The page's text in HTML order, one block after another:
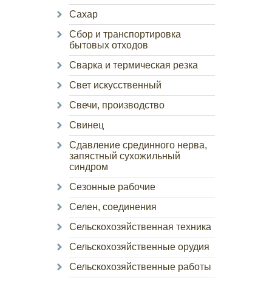
Сахар
Сбор и транспортировка
бытовых отходов
Сварка и термическая резка
Свет искусственный
Свечи, производство
Свинец
Сдавление срединного нерва,
запястный сухожильный
синдром
Сезонные рабочие
Селен, соединения
Сельскохозяйственная техника
Сельскохозяйственные орудия
Сельскохозяйственные работы